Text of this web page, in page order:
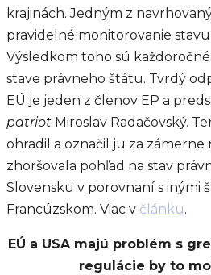
krajinách. Jedným z
pravidelné monitorovanie
Výsledkom toho sú
stave právneho štátu. Tvrdý
EÚ je jeden z členov EP a
patriot Miroslav Radačovský.
ohradil a označil ju za zámerne
zhoršovala pohľad na stav
Slovensku v porovnaní s inými
Francúzskom. Viac v článku.
EÚ a USA majú problém s
regulácie by to